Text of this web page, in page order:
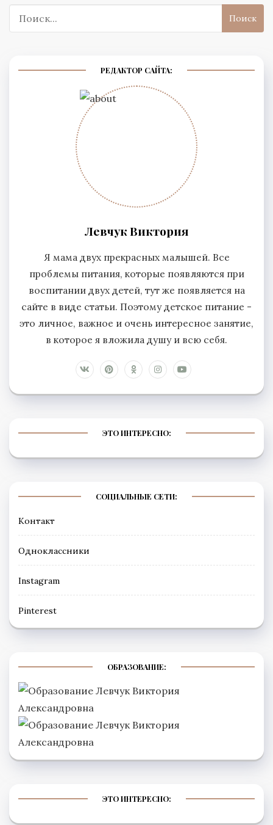
Поиск:
РЕДАКТОР САЙТА:
Левчук Виктория
Я мама двух прекрасных малышей. Все
проблемы питания, которые появляются при
воспитании двух детей, тут же появляется на
сайте в виде статьи. Поэтому детское питание -
это личное, важное и очень интересное занятие,
в которое я вложила душу и всю себя.
ЭТО ИНТЕРЕСНО:
СОЦИАЛЬНЫЕ СЕТИ:
Контакт
Одноклассники
Instagram
Рinterest
ОБРАЗОВАНИЕ:
ЭТО ИНТЕРЕСНО: